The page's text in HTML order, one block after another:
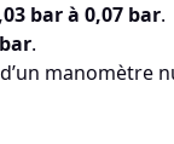
bar à 0,07 bar.
.
manomètre